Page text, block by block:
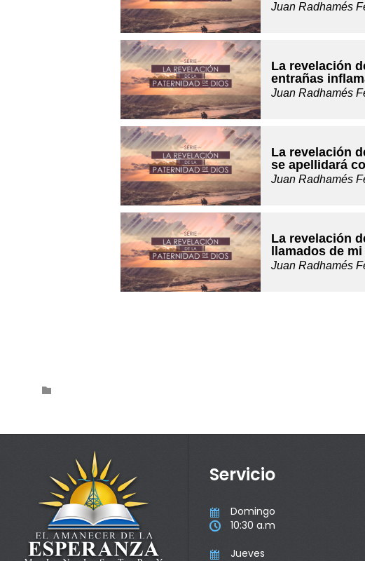
Juan Radhamés
La revelación
entrañas
Juan Radhamés
La revelación
se apellidará
Juan Radhamés
La revelación
llamados de
Juan Radhamés

Servicio
 Domingo
 10:30 a.m

Jueves